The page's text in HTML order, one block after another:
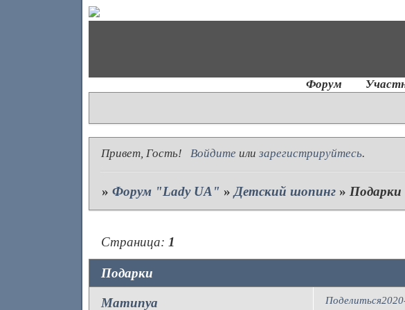
Форум
Привет, Гость! Войдите илизарегистрируйтесь.
»Форум "Lady UA" » Детский шопинг » Подарки
Подарки
Страница:1
Поделиться
Mamunya